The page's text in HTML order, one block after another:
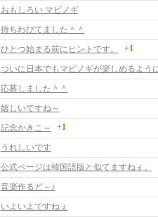
おもしろい マビノギ
待ちわびてました＾＾
ひとつ始まる前にヒントです。
+1
応募しました＾＾
嬉しいですね～
記念かきこ～
+1
うれしいです
公式ページは韓国語版と似てますねぇ。
音楽作るど～♪
いよいよですねぇ